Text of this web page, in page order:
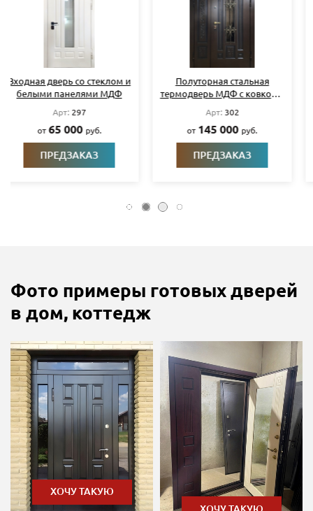
Полуторная стальная
термодверь МДФ с ковкой и
Арт:302
от145 000руб.
ПРЕДЗАКАЗ
Входная термодверь с
синими плитами МДФ и
Арт:305
от75 000руб.
ПРЕДЗАКАЗ
Фото примеры готовых дверей
в дом, коттедж
ХОЧУ ТАКУЮ
ХОЧУ ТАКУЮ